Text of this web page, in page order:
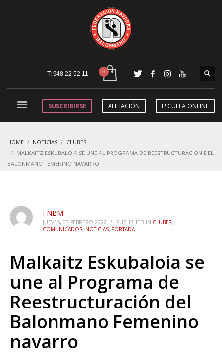
T: 948 22 52 11
SUSCRIBIRSE AFILIACIÓN ESCUELA ONLINE
HOME NOTICIAS
CLUBES
MALKAITZ ESKUBALOIA SE UNE AL PROGRAMA DE REESTRUCTURACIÓN DEL
BALONMANO FEMENINO NAVARRO
FNBM
JUEVES, 03 FEBRERO 2022 / PUBLISHED IN CLUBES,
COMUNICADOS, NOTICIAS, PORTADA
Malkaitz Eskubaloia se
une al Programa de
Reestructuración del
Balonmano Femenino
navarro